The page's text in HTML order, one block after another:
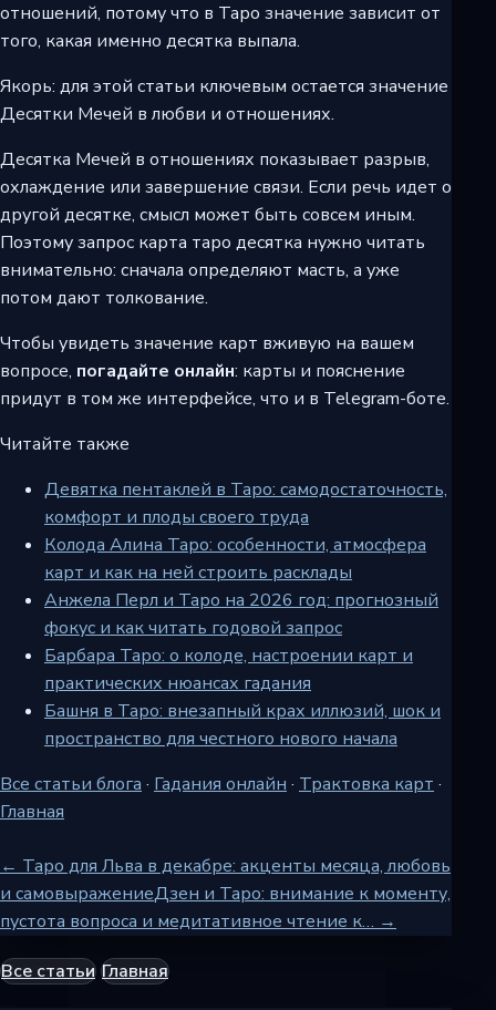
отношений, потому что в Таро значение зависит от
того, какая именно десятка выпала.
Якорь: для этой статьи ключевым остается значение
Десятки Мечей в любви и отношениях.
Десятка Мечей в отношениях показывает разрыв,
охлаждение или завершение связи. Если речь идет о
другой десятке, смысл может быть совсем иным.
Поэтому запрос карта таро десятка нужно читать
внимательно: сначала определяют масть, а уже
потом дают толкование.
Чтобы увидеть значение карт вживую на вашем
вопросе, погадайте онлайн: карты и пояснение
придут в том же интерфейсе, что и в Telegram-боте.
Читайте также
Девятка пентаклей в Таро: самодостаточность,
комфорт и плоды своего труда
Колода Алина Таро: особенности, атмосфера
карт и как на ней строить расклады
Анжела Перл и Таро на 2026 год: прогнозный
фокус и как читать годовой запрос
Барбара Таро: о колоде, настроении карт и
практических нюансах гадания
Башня в Таро: внезапный крах иллюзий, шок и
пространство для честного нового начала
Все статьи блога· Гадания онлайн· Трактовка карт·
Главная
← Таро для Льва в декабре: акценты месяца, любовь
и самовыражениеДзен и Таро: внимание к моменту,
пустота вопроса и медитативное чтение к… →
Все статьи Главная